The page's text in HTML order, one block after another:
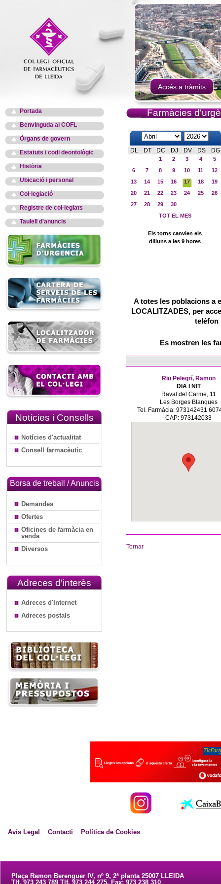
Accés a tràmits
Portada
Benvinguda al COFL
Òrgans de govern
Estatuts i codi deontològic
Història
Ubicació i personal
Col·legiació
Registre de col·legiats
Taulell d'anuncis
Notícies i Consells
Notícies d'actualitat
Consell farmacèutic
Borsa de treball / Anuncis
Demandes
Ofertes
Oficines de farmàcia en
venda
Diversos
Adreces d'interès
Adreces d'Internet
Adreces postals
Farmàcies
DL DT DC DJ DV DS DG
1 2 3 4
5
6
7 8 9 10 11
12
13
14 15 16 17 18
19
20
21 22 23 24 25
26
27
28 29
30
TOT EL MES
Els torns canvien els
dilluns a les 9 hores
A totes les poblacions a
LOCALITZADES, per
telèfon
Es mostren les
Riu Pelegrí, Ramon
DIA I NIT
Raval del Carme, 11
Les Borges Blanques
Tel. Farmàcia: 973142431
CAP: 973142033
Tornar
Avís Legal Contacti Política de Cookies
Plaça Ramon Berenguer IV, nº 9, 2ª planta 25007 LLEIDA
Tlf. 973 243 789 Tlf. 973 244 275. Fax: 973 238 310